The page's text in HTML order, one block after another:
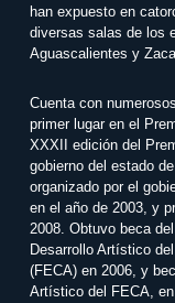
han expuesto en
diversas salas de los
Aguascalientes y
Cuenta con
primer lugar en el
XXXII edición del
gobierno del estado
organizado por el
en el año de 2003, y
2008. Obtuvo beca
Desarrollo Artístico
(FECA) en 2006, y
Artístico del FECA,